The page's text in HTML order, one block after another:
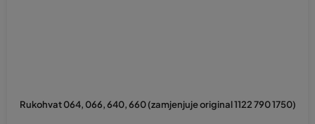
Rukohvat 064, 066, 640, 660 (zamjenjuje original 1122 790 1750)